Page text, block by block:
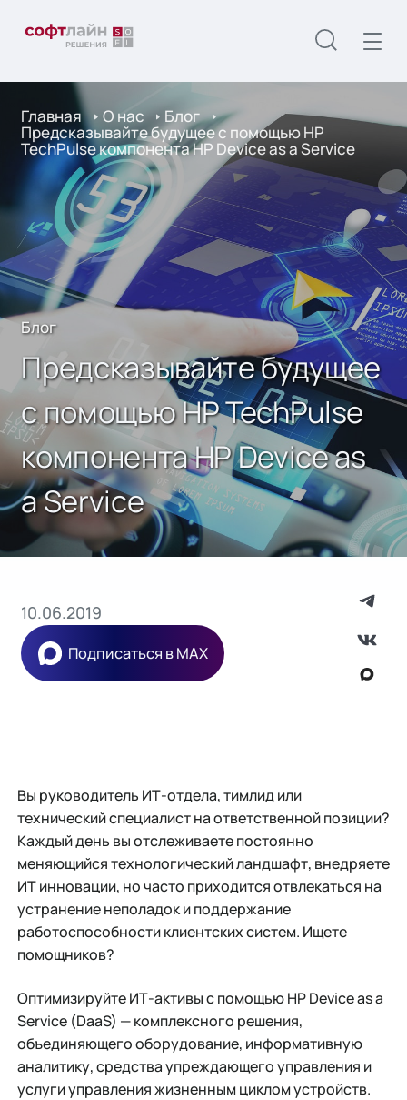
Главная О нас Блог
Предсказывайте будущее с помощью HP
TechPulse компонента HP Device as a Service
Блог
Предсказывайте будущее
с помощью HP TechPulse
компонента HP Device as
a Service
10.06.2019
Подписаться в MAX
Вы руководитель ИТ-отдела, тимлид или
технический специалист на ответственной позиции?
Каждый день вы отслеживаете постоянно
меняющийся технологический ландшафт, внедряете
ИТ инновации, но часто приходится отвлекаться на
устранение неполадок и поддержание
работоспособности клиентских систем. Ищете
помощников?
Оптимизируйте ИТ-активы с помощью HP Device as a
Service (DaaS) — комплексного решения,
объединяющего оборудование, информативную
аналитику, средства упреждающего управления и
услуги управления жизненным циклом устройств.